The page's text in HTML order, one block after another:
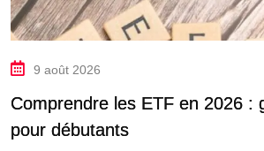
9 août 2026
Comprendre les ETF en 2026 :
pour débutants